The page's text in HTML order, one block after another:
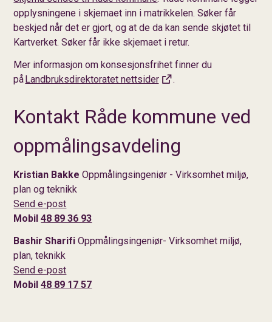
opplysningene i skjemaet inn i matrikkelen. Søker får
beskjed når det er gjort, og at de da kan sende skjøtet til
Kartverket. Søker får ikke skjemaet i retur.
Mer informasjon om konsesjonsfrihet finner du
påLandbruksdirektoratet nettsider .
Kontakt Råde kommune ved
oppmålingsavdeling
Kristian BakkeOppmålingsingeniør - Virksomhet miljø,
plan og teknikk
Send e-post
Mobil48 89 36 93
Bashir SharifiOppmålingsingeniør- Virksomhet miljø,
plan, teknikk
Send e-post
Mobil48 89 17 57